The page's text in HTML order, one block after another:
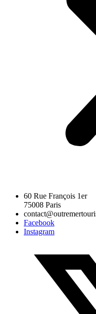
60 Rue François 1er
75008 Paris
Facebook
Instagram